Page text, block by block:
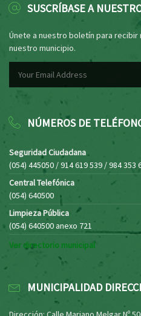
SUSCRÍBASE A
Únete a nuestro boletín para
nuestro municipio.
NÚMEROS DE
Seguridad Ciudadana
(054) 445050 / 914 619 539 / 984 353
Central Telefónica
(054) 640500
Limpieza Pública
(054) 640500 anexo 721
Ver directorio municipal
MUNICIPALIDAD